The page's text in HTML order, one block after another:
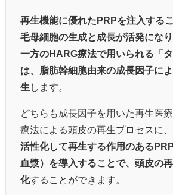
再生機能に優れたPRPを注入する
毛母細胞の生成と成長が活発になり
一方のHARG療法で用いられる「タ
は、脂肪幹細胞由来の成長因子に
生 します。
どちらも成長因子を用いた再生医
療法による頭皮の再生プロセスに、
活性化して再生する作用のある
血漿）を導入することで、頭皮の
化することができます。